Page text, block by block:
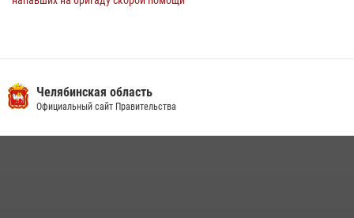
13 июля 2026, 03:02 5
Челябинская область
Официальный сайт Правительства